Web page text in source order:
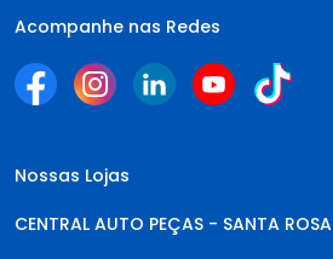
Acompanhe nas Redes
Nossas Lojas
CENTRAL AUTO PEÇAS - SANTA ROSA